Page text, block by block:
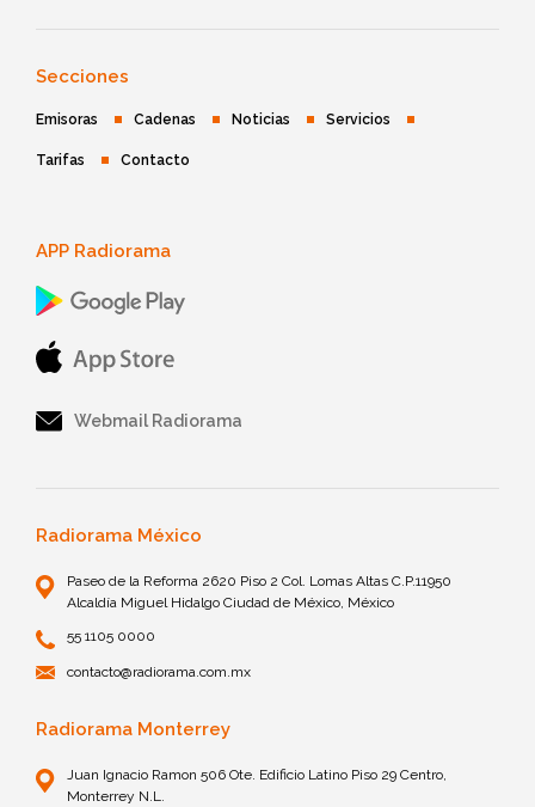
Secciones
Emisoras Cadenas Noticias Servicios
Tarifas Contacto
APP Radiorama
Webmail Radiorama
Radiorama México
Paseo de la Reforma 2620 Piso 2 Col. Lomas Altas C.P.11950
Alcaldía Miguel Hidalgo Ciudad de México, México
55 1105 0000
contacto@radiorama.com.mx
Radiorama Monterrey
Juan Ignacio Ramon 506 Ote. Edificio Latino Piso 29 Centro,
Monterrey N.L.